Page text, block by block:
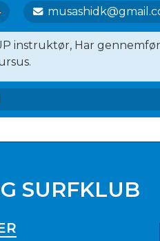
instruktør, Har
SUP
SURFKLUB